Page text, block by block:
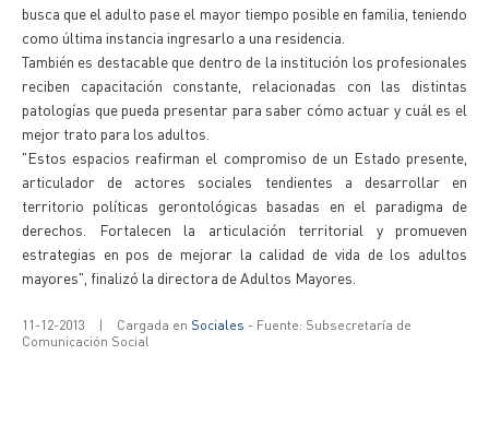
busca que el adulto pase el mayor tiempo posible en familia, teniendo
como última instancia ingresarlo a una residencia.
También es destacable que dentro de la institución los profesionales
reciben capacitación constante, relacionadas con las distintas
patologías que pueda presentar para saber cómo actuar y cuál es el
mejor trato para los adultos.
"Estos espacios reafirman el compromiso de un Estado presente,
articulador de actores sociales tendientes a desarrollar en
territorio políticas gerontológicas basadas en el paradigma de
derechos. Fortalecen la articulación territorial y promueven
estrategias en pos de mejorar la calidad de vida de los adultos
mayores", finalizó la directora de Adultos Mayores.
11-12-2013 | Cargada en Sociales - Fuente: Subsecretaría de
Comunicación Social